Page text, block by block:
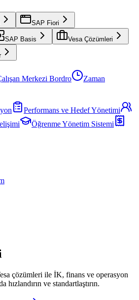
SAP Fiori
SAP Basis Vesa Çözümleri
Merkezi Bordro
Zaman
Performans ve Hedef Yönetimi
Öğrenme Yönetim Sistemi
çözümleri ile İK, finans ve operasyon
hızlandırın ve standartlaştırın.